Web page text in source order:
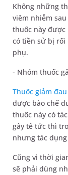
Không những
viêm nhiễm
thuốc này
có tiền sử bị rối
phụ.
- Nhóm thuốc
Thuốc giảm đau
được bào chế
thuốc này có
gây tê tức thì
nhưng tác
Cũng vì thời
sẽ phải dùng